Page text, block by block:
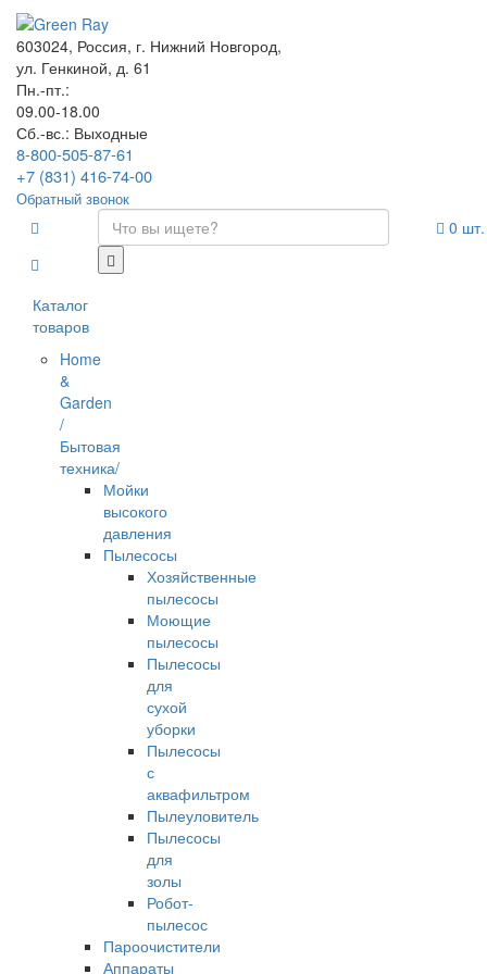
603024, Россия, г. Нижний Новгород,
ул. Генкиной, д. 61
Пн.-пт.:
09.00-18.00
Сб.-вс.: Выходные
8-800-505-87-61
+7 (831) 416-74-00
Обратный звонок
Каталог
товаров
Home
&
Garden
/
Бытовая
техника/
Мойки
высокого
давления
Пылесосы
Хозяйственные
пылесосы
Моющие
пылесосы
Пылесосы
для
сухой
уборки
Пылесосы
с
аквафильтром
Пылеуловитель
Пылесосы
для
золы
Робот-
пылесос
Пароочистители
Аппараты
0